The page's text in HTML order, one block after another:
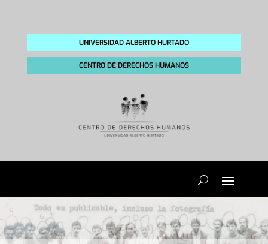
UNIVERSIDAD ALBERTO HURTADO
CENTRO DE DERECHOS HUMANOS